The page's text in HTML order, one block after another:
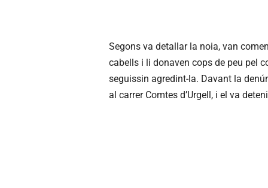
Segons va detallar la noia, van
cabells i li donaven cops de peu pel
seguissin agredint-la. Davant la
al carrer Comtes d’Urgell, i el va